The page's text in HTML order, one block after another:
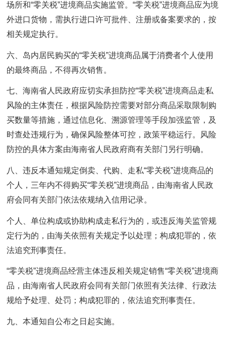
场所和“零关税”进境商品实施监管。“零关税”进境商品应为境
外进口货物，需执行进口许可批件、注册或备案要求的，按
相关规定执行。
六、岛内居民购买的“零关税”进境商品属于消费者个人使用
的最终商品，不得再次销售。
七、海南省人民政府应切实承担防控“零关税”进境商品走私
风险的主体责任，根据风险防控需要对部分商品采取限制购
买数量等措施，通过信息化、溯源管理等手段加强监管，及
时查处违规行为，确保风险整体可控，政策平稳运行。风险
防控的具体方案由海南省人民政府商有关部门另行明确。
八、违反本通知规定倒卖、代购、走私“零关税”进境商品的
个人，三年内不得购买“零关税”进境商品，由海南省人民政
府会同有关部门依法依规纳入信用记录。
个人、单位构成或协助构成走私行为的，或违反海关监管规
定行为的，由海关依照有关规定予以处理；构成犯罪的，依
法追究刑事责任。
“零关税”进境商品经营主体违反相关规定销售“零关税”进境商
品，由海南省人民政府会同有关部门依照有关法律、行政法
规给予处理、处罚；构成犯罪的，依法追究刑事责任。
九、本通知自公布之日起实施。